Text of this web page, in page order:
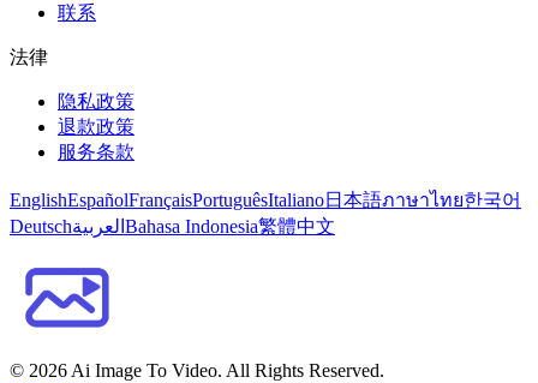
联系
法律
隐私政策
退款政策
服务条款
EnglishEspañolFrançaisPortuguêsItaliano日本語ภาษาไทย한국어
Deutschالعربية Bahasa Indonesia繁體中文
© 2026 Ai Image To Video. All Rights Reserved.